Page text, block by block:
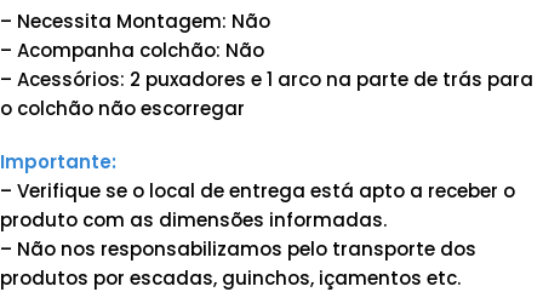
– Necessita Montagem: Não
– Acompanha colchão: Não
– Acessórios: 2 puxadores e 1 arco na parte de trás para
o colchão não escorregar
Importante:
– Verifique se o local de entrega está apto a receber o
produto com as dimensões informadas.
– Não nos responsabilizamos pelo transporte dos
produtos por escadas, guinchos, içamentos etc.